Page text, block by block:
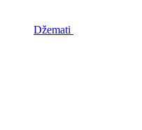
Džemati